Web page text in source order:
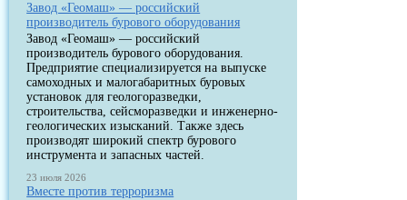
Завод «Геомаш» — российский
производитель бурового оборудования
Завод «Геомаш» — российский
производитель бурового оборудования.
Предприятие специализируется на выпуске
самоходных и малогабаритных буровых
установок для геологоразведки,
строительства, сейсморазведки и инженерно-
геологических изысканий. Также здесь
производят широкий спектр бурового
инструмента и запасных частей.
23 июля 2026
Вместе против терроризма